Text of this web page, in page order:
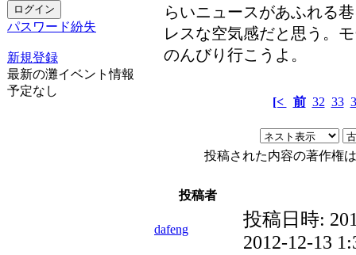
パスワード紛失
新規登録
最新の灘イベント情報
予定なし
らいニュースがあふれる
レスな空気感だと思う。
のんびり行こうよ。
[< 前 32 33
投稿された内容の著作権
投稿者
dafeng 投稿日時:
2012-12-13